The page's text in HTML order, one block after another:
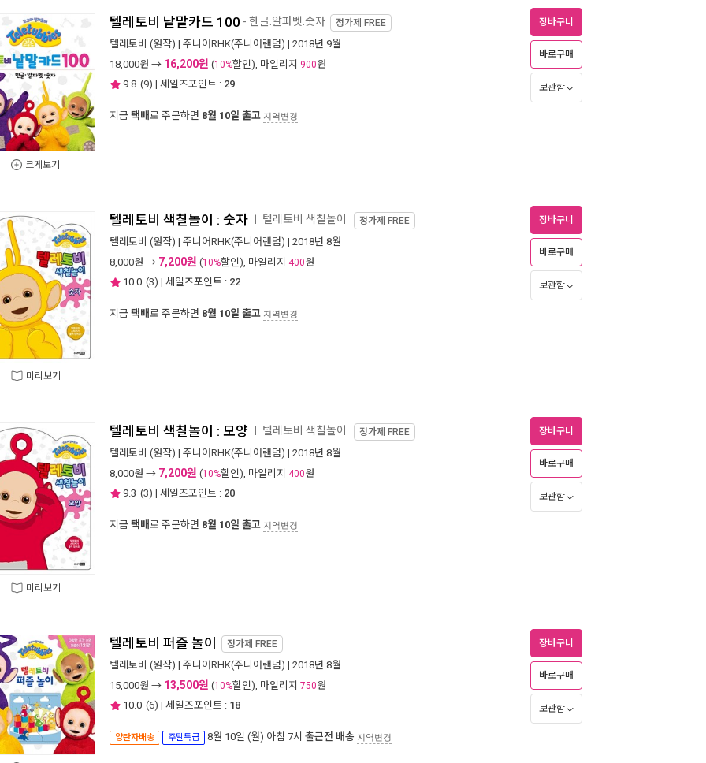
크게보기
텔레토비 낱말카드 100 - 한글.알파벳.숫자 정가제 FREE
텔레토비 (원작) | 주니어RHK(주니어랜덤) | 2018년 9월
18,000원 → 16,200원 (10%할인), 마일리지 900원
9.8 (9) | 세일즈포인트 : 29
지금 택배로 주문하면 8월 10일 출고 지역변경
장바구니
바로구매
보관함
미리보기
텔레토비 색칠놀이 : 숫자 텔레토비 색칠놀이 정가제 FREE
텔레토비 (원작) | 주니어RHK(주니어랜덤) | 2018년 8월
8,000원 → 7,200원 (10%할인), 마일리지 400원
10.0 (3) | 세일즈포인트 : 22
지금 택배로 주문하면 8월 10일 출고 지역변경
장바구니
바로구매
보관함
미리보기
텔레토비 색칠놀이 : 모양 텔레토비 색칠놀이 정가제 FREE
텔레토비 (원작) | 주니어RHK(주니어랜덤) | 2018년 8월
8,000원 → 7,200원 (10%할인), 마일리지 400원
9.3 (3) | 세일즈포인트 : 20
지금 택배로 주문하면 8월 10일 출고 지역변경
장바구니
바로구매
보관함
텔레토비 퍼즐 놀이 정가제 FREE
텔레토비 (원작) | 주니어RHK(주니어랜덤) | 2018년 8월
15,000원 → 13,500원 (10%할인), 마일리지 750원
10.0 (6) | 세일즈포인트 : 18
양탄자배송 주말특급 8월 10일 (월) 아침 7시 출근전 배송 지역변경
장바구니
바로구매
보관함